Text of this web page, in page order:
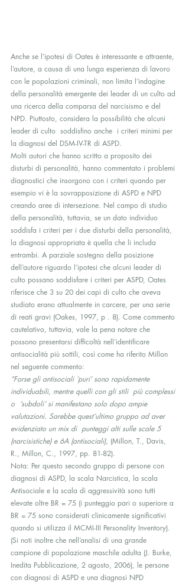
Anche se l’ipotesi di Oates è interessante e attraente,
l’autore, a causa di una lunga esperienza di lavoro
con le popolazioni criminali, non limita l’indagine
della personalità emergente dei leader di un culto ad
una ricerca della comparsa del narcisismo e del
NPD. Piuttosto, considera la possibilità che alcuni
leader di culto  soddisfino anche  i criteri minimi per
la diagnosi del DSM-IV-TR di ASPD.
Molti autori che hanno scritto a proposito dei
disturbi di personalità, hanno commentato i problemi
diagnostici che insorgono con i criteri quando per
esempio vi è la sovrapposizione di ASPD e NPD
creando aree di intersezione. Nel campo di studio
della personalità, tuttavia, se un dato individuo
soddisfa i criteri per i due disturbi della personalità,
la diagnosi appropriata è quella che li includa
entrambi. A parziale sostegno della posizione
dell’autore riguardo l’ipotesi che alcuni leader di
culto possano soddisfare i criteri per ASPD, Oates
riferisce che 3 su 20 dei capi di culto che aveva
studiato erano attualmente in carcere, per una serie
di reati gravi (Oakes, 1997, p . 8). Come commento
cautelativo, tuttavia, vale la pena notare che
possono presentarsi difficoltà nell’identificare
antisocialità più sottili, così come ha riferito Millon
nel seguente commento:
“Forse gli antisociali ‘puri’ sono rapidamente
individuabili, mentre quelli con gli stili  più complessi
o  ‘subdoli’ si manifestano solo dopo ampie
valutazioni. Sarebbe quest’ultimo gruppo ad aver
evidenziato un mix di  punteggi alti sulle scale 5
(narcisistiche) e 6A (antisociali), (Millon, T., Davis,
R., Millon, C., 1997, pp. 81-82).
Nota: Per questo secondo gruppo di persone con
diagnosi di ASPD, la scala Narcistica, la scala
Antisociale e la scala di aggressività sono tutti
elevate oltre BR = 75 (i punteggio pari o superiore a
BR = 75 sono considerati clinicamente significativi
quando si utilizza il MCMI-III Personality Inventory).
(Si noti inoltre che nell’analisi di una grande
campione di popolazione maschile adulta (J. Burke,
Inedita Pubblicazione, 2 agosto, 2006), le persone
con diagnosi di ASPD e una diagnosi NPD